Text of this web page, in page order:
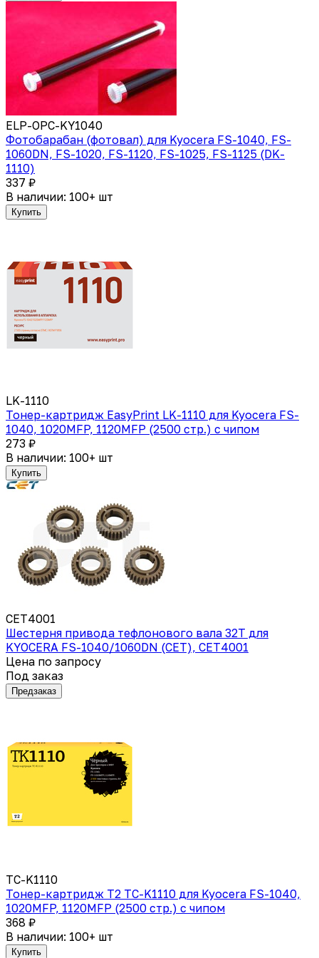
ELP-OPC-KY1040
Фотобарабан (фотовал) для Kyocera FS-1040, FS-
1060DN, FS-1020, FS-1120, FS-1025, FS-1125 (DK-
1110)
337 ₽
В наличии: 100+ шт
Купить
LK-1110
Тонер-картридж EasyPrint LK-1110 для Kyocera FS-
1040, 1020MFP, 1120MFP (2500 стр.) с чипом
273 ₽
В наличии: 100+ шт
Купить
CET4001
Шестерня привода тефлонового вала 32T для
KYOCERA FS-1040/1060DN (CET), CET4001
Цена по запросу
Под заказ
Предзаказ
TC-K1110
Тонер-картридж T2 TC-K1110 для Kyocera FS-1040,
1020MFP, 1120MFP (2500 стр.) с чипом
368 ₽
В наличии: 100+ шт
Купить